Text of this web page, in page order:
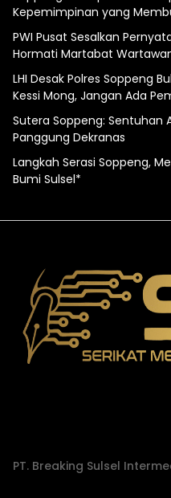
Kepemimpinan yang
PWI Pusat Sesalkan
Hormati Martabat
LHI Desak Polres Soppeng
Kessi Mong, Jangan Ada
Sutera Soppeng: Sentuhan
Panggung Dekranas
Langkah Serasi Soppeng,
Bumi Sulsel*
PT. Breaking Sulsel